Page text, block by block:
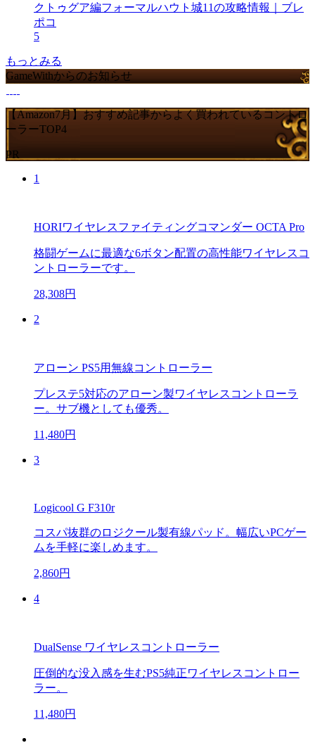
クトゥグア編フォーマルハウト城11の攻略情報｜ブレ
ポコ
5
もっとみる
GameWithからのお知らせ
【Amazon7月】おすすめ記事からよく買われているコントロ
ーラーTOP4
PR
1
HORIワイヤレスファイティングコマンダー OCTA Pro
格闘ゲームに最適な6ボタン配置の高性能ワイヤレスコ
ントローラーです。
28,308円
2
アローン PS5用無線コントローラー
プレステ5対応のアローン製ワイヤレスコントローラ
ー。サブ機としても優秀。
11,480円
3
Logicool G F310r
コスパ抜群のロジクール製有線パッド。幅広いPCゲー
ムを手軽に楽しめます。
2,860円
4
DualSense ワイヤレスコントローラー
圧倒的な没入感を生むPS5純正ワイヤレスコントロー
ラー。
11,480円